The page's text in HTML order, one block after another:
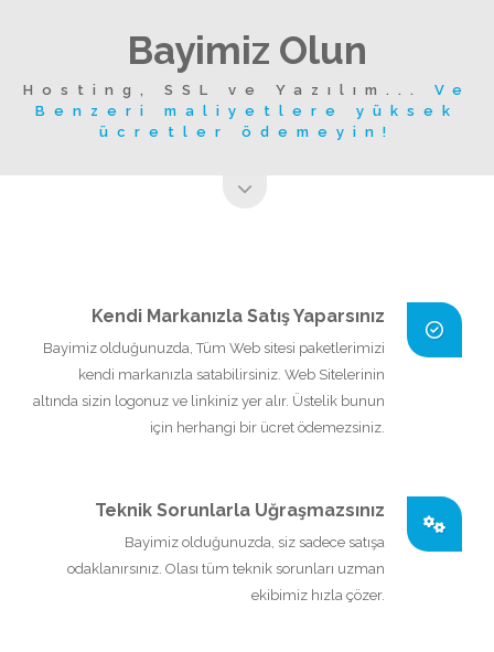
Bayimiz Olun
Hosting, SSL ve Yazılım... Ve
Benzeri maliyetlere yüksek
ücretler ödemeyin!
Kendi Markanızla Satış Yaparsınız
Bayimiz olduğunuzda, Tüm Web sitesi paketlerimizi
kendi markanızla satabilirsiniz. Web Sitelerinin
altında sizin logonuz ve linkiniz yer alır. Üstelik bunun
için herhangi bir ücret ödemezsiniz.
Teknik Sorunlarla Uğraşmazsınız
Bayimiz olduğunuzda, siz sadece satışa
odaklanırsınız. Olası tüm teknik sorunları uzman
ekibimiz hızla çözer.